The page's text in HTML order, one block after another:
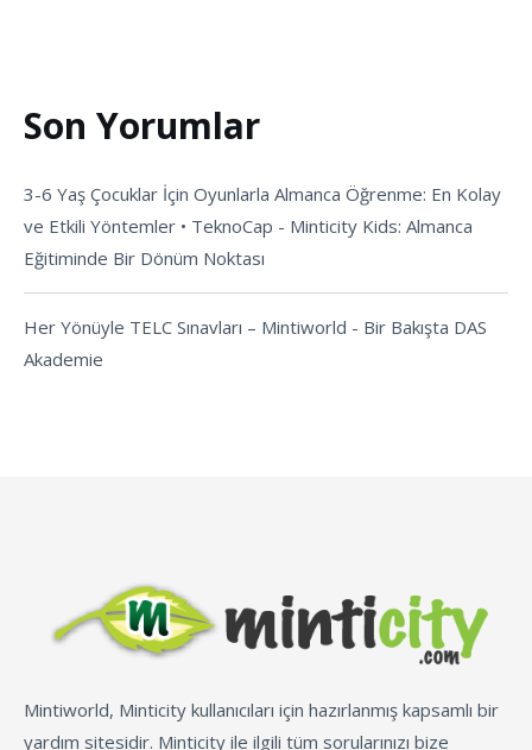
Son Yorumlar
3-6 Yaş Çocuklar İçin Oyunlarla Almanca Öğrenme: En Kolay
ve Etkili Yöntemler • TeknoCap - Minticity Kids: Almanca
Eğitiminde Bir Dönüm Noktası
Her Yönüyle TELC Sınavları – Mintiworld - Bir Bakışta DAS
Akademie
Mintiworld, Minticity kullanıcıları için hazırlanmış kapsamlı bir
yardım sitesidir. Minticity ile ilgili tüm sorularınızı bize